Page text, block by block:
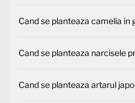
Cand se planteaza camelia in
Cand se planteaza narcisele
Cand se planteaza artarul